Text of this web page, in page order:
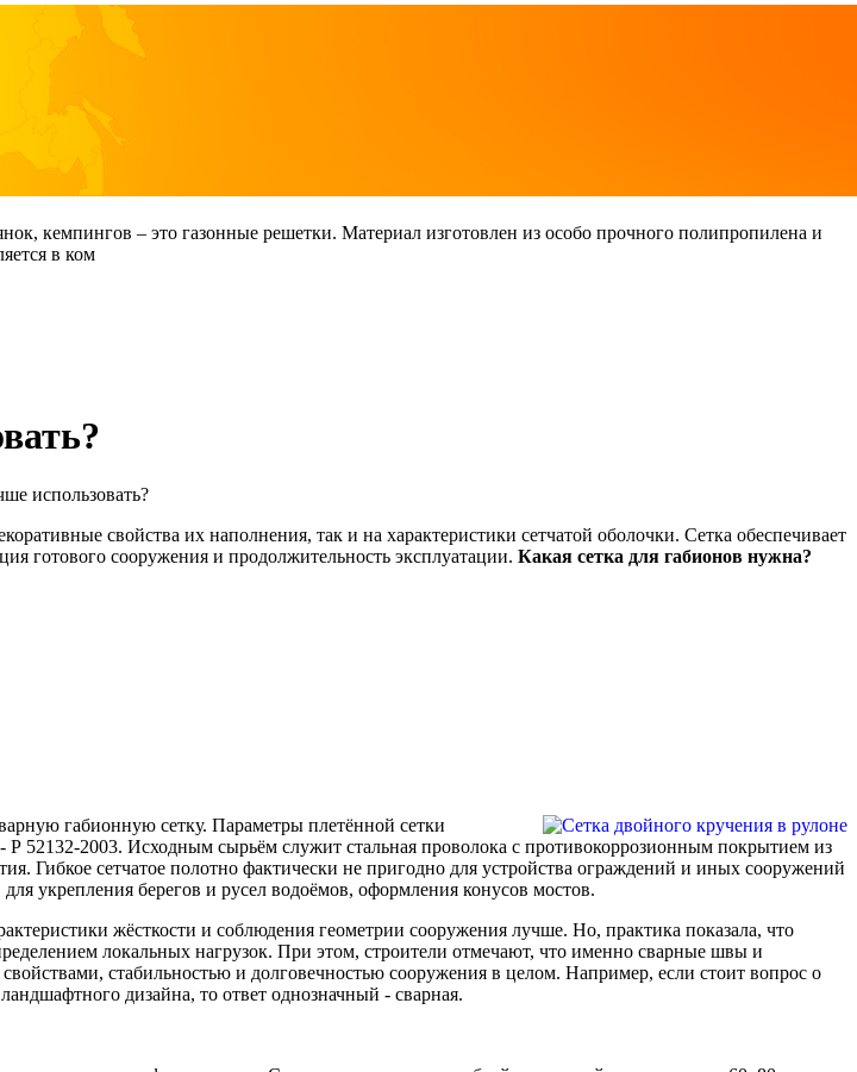
кемпингов – это газонные решетки. Материал изготовлен из особо прочного полипропилена и
в ком
использовать?
свойства их наполнения, так и на характеристики сетчатой оболочки. Сетка обеспечивает
готового сооружения и продолжительность эксплуатации. Какая сетка для габионов нужна?
габионную сетку. Параметры плетённой сетки
52132-2003. Исходным сырьём служит стальная проволока с противокоррозионным покрытием из
Гибкое сетчатое полотно фактически не пригодно для устройства ограждений и иных сооружений
укрепления берегов и русел водоёмов, оформления конусов мостов.
жёсткости и соблюдения геометрии сооружения лучше. Но, практика показала, что
локальных нагрузок. При этом, строители отмечают, что именно сварные швы и
стабильностью и долговечностью сооружения в целом. Например, если стоит вопрос о
дизайна, то ответ однозначный - сварная.